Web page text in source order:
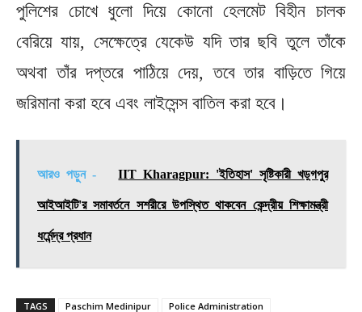
পুলিশের চোখে ধুলো দিয়ে কোনো হেলমেট বিহীন চালক
বেরিয়ে যায়, সেক্ষেত্রে যেকেউ যদি তার ছবি তুলে তাঁকে
অথবা তাঁর দপ্তরে পাঠিয়ে দেয়, তবে তার বাড়িতে গিয়ে
জরিমানা করা হবে এবং লাইসেন্স বাতিল করা হবে।
আরও পড়ুন - IIT Kharagpur: 'ইতিহাস' সৃষ্টিকারী খড়্গপুর
আইআইটি'র সমাবর্তনে সশরীরে উপস্থিত থাকবেন কেন্দ্রীয় শিক্ষামন্ত্রী
ধর্মেন্দ্র প্রধান
TAGS Paschim Medinipur Police Administration